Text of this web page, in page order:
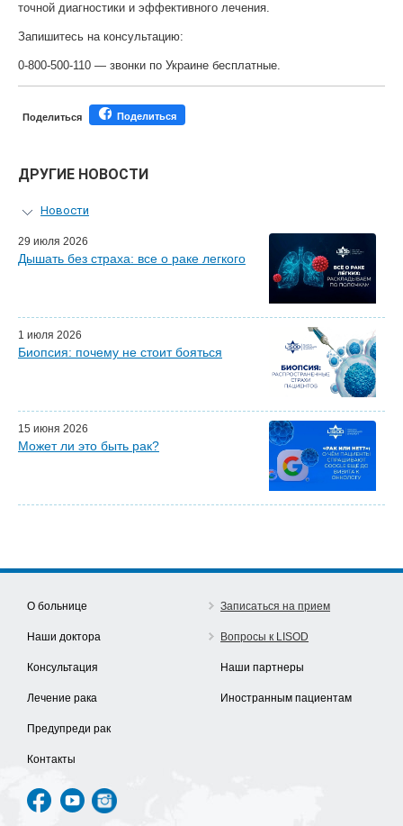
точной диагностики и эффективного лечения.
Запишитесь на консультацию:
0-800-500-110 — звонки по Украине бесплатные.
Поделиться Поделиться
ДРУГИЕ НОВОСТИ
Новости
Персональный гид
Мастер-классы для врачей
Наши партнеры
29 июля 2026
Дышать без страха: все о раке легкого
1 июля 2026
Биопсия: почему не стоит бояться
15 июня 2026
Может ли это быть рак?
О больнице
Наши доктора
Консультация
Лечение рака
Предупреди рак
Контакты
Записаться на прием
Вопросы к LISOD
Наши партнеры
Иностранным пациентам